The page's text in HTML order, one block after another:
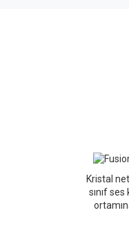
Kristal
sınıf